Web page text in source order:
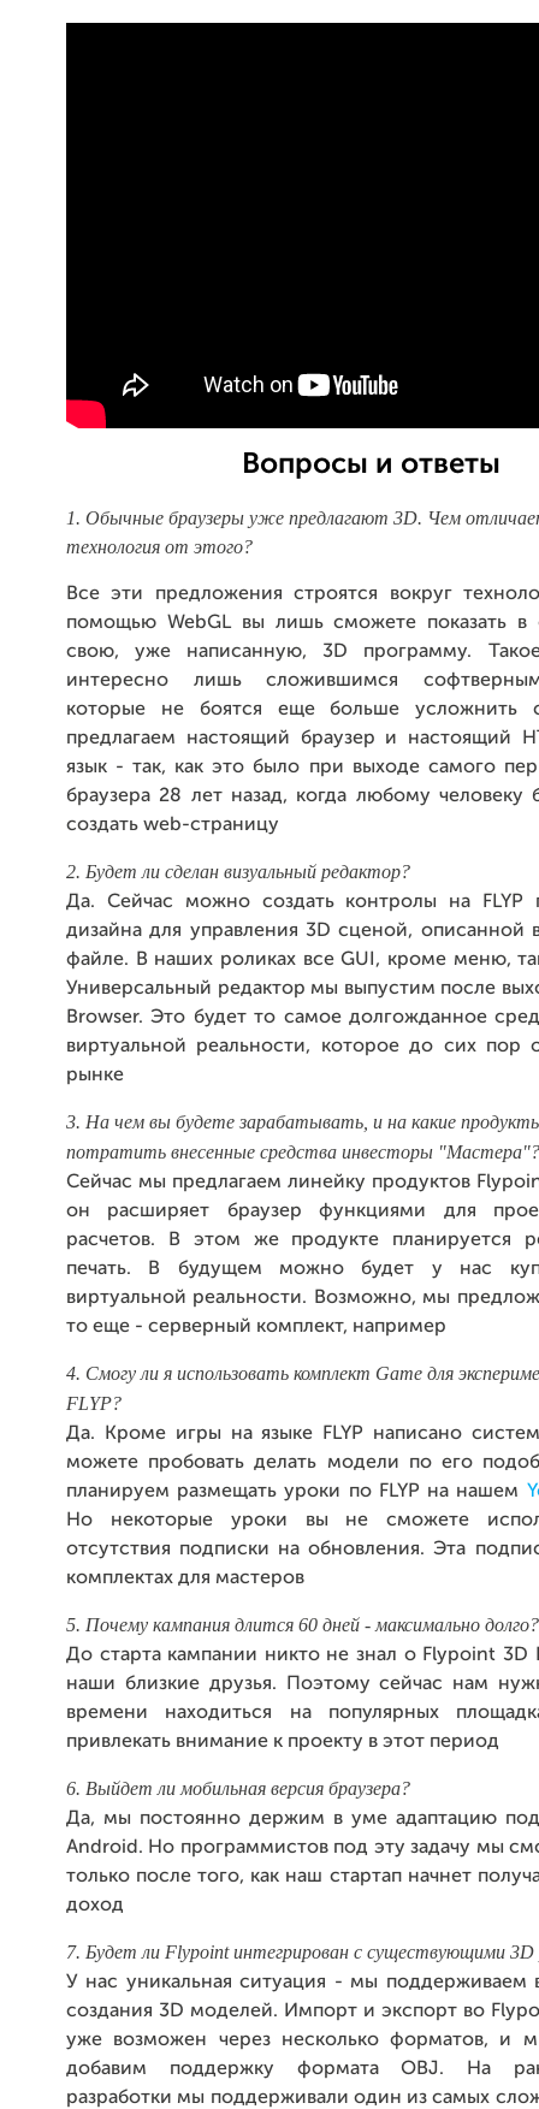
Вопросы и ответы
1. Обычные браузеры уже предлагают 3D. Чем
технология от этого?
Все эти предложения строятся вокруг
помощью WebGL вы лишь сможете показать в
свою, уже написанную, 3D программу.
интересно лишь сложившимся
которые не боятся еще больше
предлагаем настоящий браузер и настоящий
язык - так, как это было при выходе самого
браузера 28 лет назад, когда любому
создать web-страницу
2. Будет ли сделан визуальный редактор?
Да. Сейчас можно создать контролы на FLYP
дизайна для управления 3D сценой, описанной
файле. В наших роликах все GUI, кроме меню,
Универсальный редактор мы выпустим после
Browser. Это будет то самое долгожданное
виртуальной реальности, которое до сих пор
рынке
3. На чем вы будете зарабатывать, и на какие
потратить внесенные средства инвесторы "Мастера"?
Сейчас мы предлагаем линейку продуктов
он расширяет браузер функциями для
расчетов. В этом же продукте планируется
печать. В будущем можно будет у нас
виртуальной реальности. Возможно, мы
то еще - серверный комплект, например
4. Смогу ли я использовать комплект Game для
FLYP?
Да. Кроме игры на языке FLYP написано
можете пробовать делать модели по его
планируем размещать уроки по FLYP на нашем
Но некоторые уроки вы не сможете
отсутствия подписки на обновления. Эта
комплектах для мастеров
5. Почему кампания длится 60 дней - максимально долго?
До старта кампании никто не знал о Flypoint 3D
наши близкие друзья. Поэтому сейчас нам
времени находиться на популярных
привлекать внимание к проекту в этот период
6. Выйдет ли мобильная версия браузера?
Да, мы постоянно держим в уме адаптацию
Android. Но программистов под эту задачу мы
только после того, как наш стартап начнет
доход
7. Будет ли Flypoint интегрирован с существующими
У нас уникальная ситуация - мы поддерживаем
создания 3D моделей. Импорт и экспорт во
уже возможен через несколько форматов, и
добавим поддержку формата OBJ. На
разработки мы поддерживали один из самых